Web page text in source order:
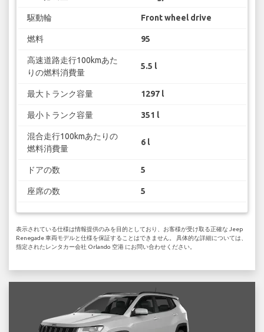
駆動輪 Front wheel drive
燃料 95
高速道路走行100kmあた
りの燃料消費量
5.5 l
最大トランク容量 1297 l
最小トランク容量 351 l
混合走行100kmあたりの
燃料消費量
6 l
ドアの数 5
座席の数 5
表示されている仕様は情報提供のみを目的としており、お客様が受け取る正確な Jeep
Renegade 車両モデルと仕様を保証することはできません。 具体的な詳細については、
指定されたレンタカー会社 Orlando 空港 にお問い合わせください。